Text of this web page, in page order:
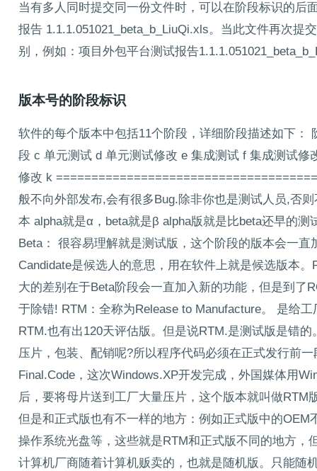
当有多人同时提交同一份文件时，可以在阶段标识的后
报告 1.1.1.051021_beta_b_LiuQi.xls。当此文件再次提
别，例如：项目外包平台测试报告
版本号的阶段标识
软件的每个版本中包括11个阶段，详细阶段描述如下
段 c 单元测试 d 单元测试修改 e 集成测试 f 集成测试
修改 k
般不向外部发布,会有很多Bug.除非你也是测试人员,否
本 alpha就是α，beta就是β alpha版就是比beta还早的
Beta： 很容易理解就是测试版，这个阶段的版本会一
Candidate是候选人的意思，用在软件上就是候选版本
大的差别在于Beta阶段会一直加入新的功能，但是到了
于除错! RTM：全称为Release to Manufacture。 是给
RTM.也有出120天评估版。但是说RTM.是测试版是错
压片，包装、配销呢?所以程序代码必须在正式发行前
Final.Code，这次Windows.XP开发完成，外国媒体用
后，要将母片送到工厂大量压片，这个版本就叫做
但是和正式版也有不一样的地方：例如正式版中的
操作系统光盘等，这些就是RTM和正式版不同的地方
计算机厂商随着计算机贩卖的，也就是随机版。只能随